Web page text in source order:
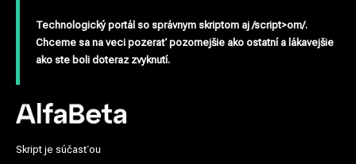
Technologický portál so správnym skriptom aj /script>om/.
Chceme sa na veci pozerať pozornejšie ako ostatní a lákavejšie
ako ste boli doteraz zvyknutí.
Skript je súčasťou